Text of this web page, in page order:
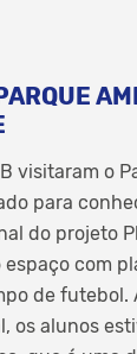
visitaram o
para
do projeto
com
de futebol.
os alunos